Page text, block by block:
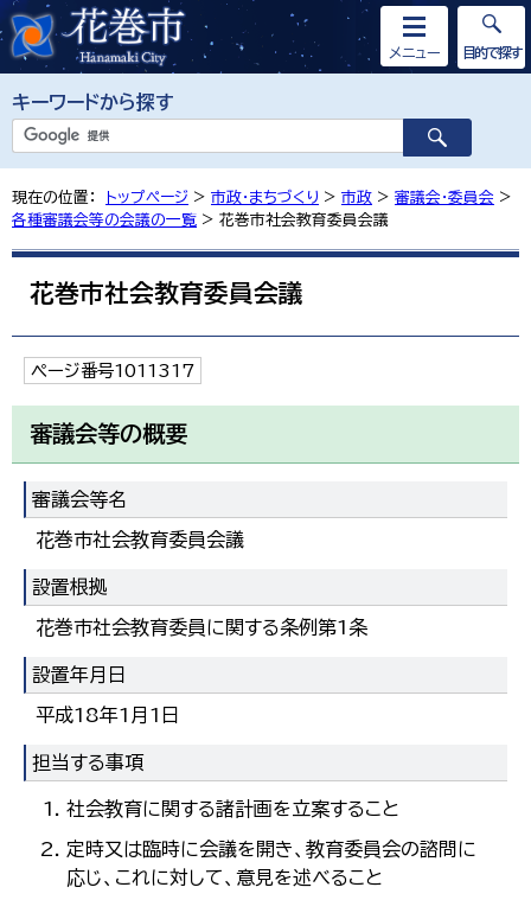
キーワードから探す
メニュー 目的で探す
現在の位置： トップページ > 市政・まちづくり > 市政 > 審議会・委員会 >
各種審議会等の会議の一覧 > 花巻市社会教育委員会議
花巻市社会教育委員会議
ページ番号1011317
審議会等の概要
審議会等名
花巻市社会教育委員会議
設置根拠
花巻市社会教育委員に関する条例第1条
設置年月日
平成18年1月1日
担当する事項
社会教育に関する諸計画を立案すること
定時又は臨時に会議を開き、教育委員会の諮問に
応じ、これに対して、意見を述べること